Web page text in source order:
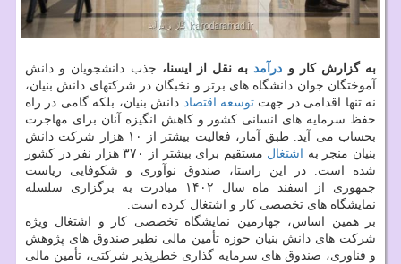
به گزارش کار و درآمدبه نقل از ایسنا، جذب دانشجویان و دانش
آموختگان جوان دانشگاه های برتر و نخبگان در شرکتهای دانش بنیان،
نه تنها اقدامی در جهتتوسعه اقتصاد دانش بنیان، بلکه گامی در راه
حفظ سرمایه های انسانی کشور و کاهش انگیزه آنان برای مهاجرت
بحساب می آید. طبق آمار، فعالیت بیشتر از ۱۰ هزار شرکت دانش
بنیان منجر به
اشتغال
مستقیم برای بیشتر از ۳۷۰ هزار نفر در کشور
شده است. در این راستا، صندوق نوآوری و شکوفایی ریاست
جمهوری از اسفند ماه سال ۱۴۰۲ مبادرت به برگزاری سلسله
نمایشگاه های تخصصی کار و اشتغال کرده است.
بر همین اساس، چهارمین نمایشگاه تخصصی کار و اشتغال ویژه
شرکت‎ های دانش‎ بنیان حوزه تأمین مالی نظیر صندوق های پژوهش
و فناوری، صندوق های سرمایه گذاری خطرپذیر شرکتی، تأمین مالی